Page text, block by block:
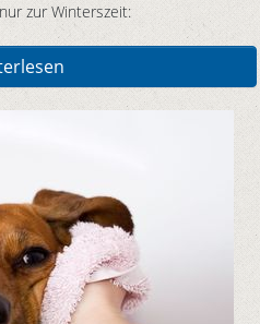
zur Winterszeit: